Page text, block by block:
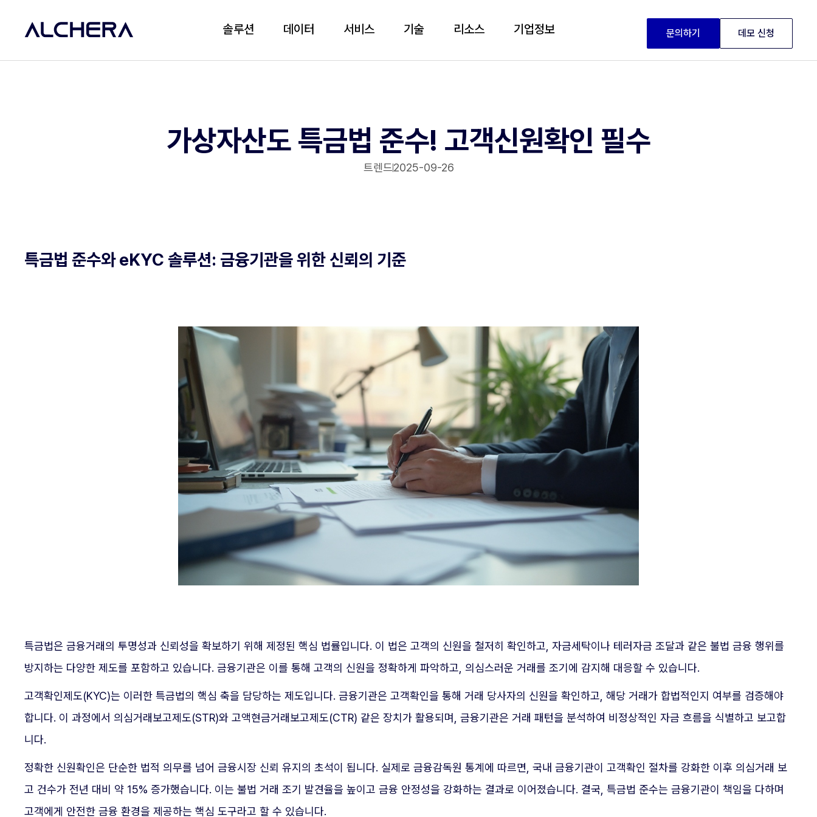
솔루션 데이터 서비스 기술 리소스 기업정보 문의하기 데모 신청
가상자산도 특금법 준수! 고객신원확인 필수
트렌드2025-09-26
특금법 준수와 eKYC 솔루션: 금융기관을 위한 신뢰의 기준
특금법은 금융거래의 투명성과 신뢰성을 확보하기 위해 제정된 핵심 법률입니다. 이 법은 고객의 신원을 철저히 확인하고, 자금세탁이나 테러자금 조달과 같은 불법 금융 행위를
방지하는 다양한 제도를 포함하고 있습니다. 금융기관은 이를 통해 고객의 신원을 정확하게 파악하고, 의심스러운 거래를 조기에 감지해 대응할 수 있습니다.
고객확인제도(KYC)는 이러한 특금법의 핵심 축을 담당하는 제도입니다. 금융기관은 고객확인을 통해 거래 당사자의 신원을 확인하고, 해당 거래가 합법적인지 여부를 검증해야
합니다. 이 과정에서 의심거래보고제도(STR)와 고액현금거래보고제도(CTR) 같은 장치가 활용되며, 금융기관은 거래 패턴을 분석하여 비정상적인 자금 흐름을 식별하고 보고합
니다.
정확한 신원확인은 단순한 법적 의무를 넘어 금융시장 신뢰 유지의 초석이 됩니다. 실제로 금융감독원 통계에 따르면, 국내 금융기관이 고객확인 절차를 강화한 이후 의심거래 보
고 건수가 전년 대비 약 15% 증가했습니다. 이는 불법 거래 조기 발견율을 높이고 금융 안정성을 강화하는 결과로 이어졌습니다. 결국, 특금법 준수는 금융기관이 책임을 다하며
고객에게 안전한 금융 환경을 제공하는 핵심 도구라고 할 수 있습니다.